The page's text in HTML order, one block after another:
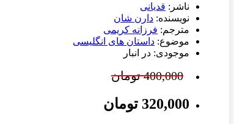
ناشر: قدیانی
نویسنده: دارن شان
مترجم: فرزانه کریمی
موضوع: داستان های انگلیسی
موجودی: در انبار
400,000 تومان
320,000 تومان